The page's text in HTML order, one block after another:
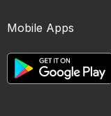
Mobile Apps